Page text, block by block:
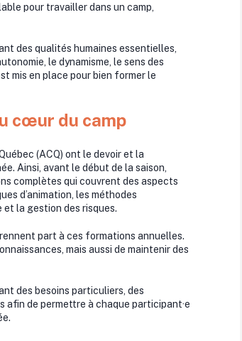
pour travailler dans un camp,
des qualités humaines essentielles,
le dynamisme, le sens des
mis en place pour bien former le
cœur du camp
(ACQ) ont le devoir et la
Ainsi, avant le début de la saison,
complètes qui couvrent des aspects
d’animation, les méthodes
et la gestion des risques.
part à ces formations annuelles.
mais aussi de maintenir des
des besoins particuliers, des
de permettre à chaque participant·e